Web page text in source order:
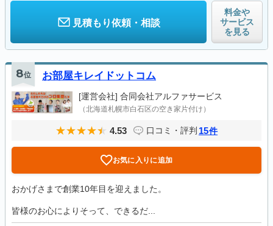
見積もり依頼・相談
料金や
サービス
を見る
8位 お部屋キレイドットコム
[運営会社] 合同会社アルファサービス
（北海道札幌市白石区の空き家片付け）
4.53 口コミ・評判 15件
お気に入りに追加
おかげさまで創業10年目を迎えました。
皆様のお心によりそって、できるだ...